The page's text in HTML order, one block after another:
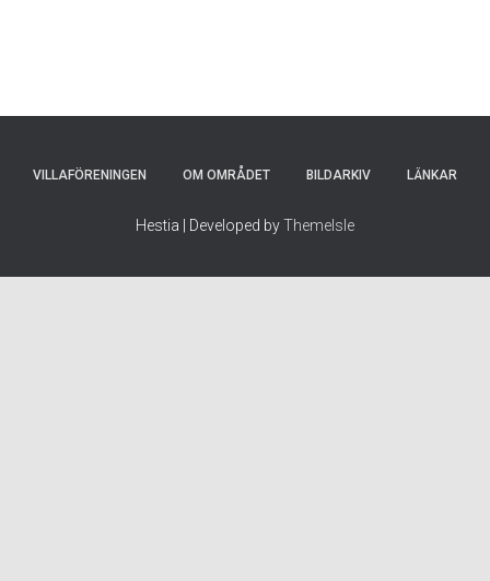
VILLAFÖRENINGEN OM OMRÅDET BILDARKIV LÄNKAR
Hestia | Developed byThemeIsle